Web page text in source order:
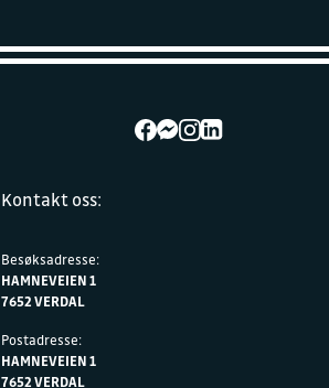
Kontakt oss:
Besøksadresse:
HAMNEVEIEN 1
7652 VERDAL
Postadresse:
HAMNEVEIEN 1
7652 VERDAL